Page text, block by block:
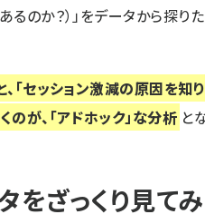
のか？）」をデータから探り
セッション激減の原因を知り
が、「アドホック」な分析 と
ざっくり見てみ